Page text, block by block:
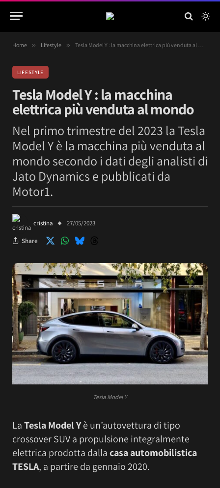
Home » Lifestyle » Tesla Model Y : la macchina elettrica più venduta al mondo
LIFESTYLE
Tesla Model Y : la macchina
elettrica più venduta al mondo
Nel primo trimestre del 2023 la Tesla
Model Y è la macchina più venduta al
mondo secondo i dati degli analisti di
Jato Dynamics e pubblicati da
Motor1.
cristina 27/05/2023
Share
Tesla Model Y
LaTesla Model Yè un’autovettura di tipo
crossover SUV a propulsione integralmente
elettrica prodotta dallacasa automobilistica
TESLA, a partire da gennaio 2020.